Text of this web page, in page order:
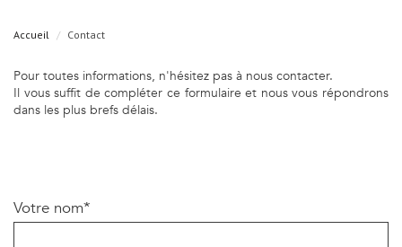
Accueil Contact
Pour toutes informations, n'hésitez pas à nous contacter.
Il vous suffit de compléter ce formulaire et nous vous répondrons
dans les plus brefs délais.
Votre nom*